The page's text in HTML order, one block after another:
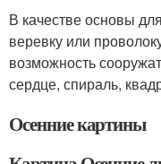
В качестве основы
веревку или
возможность
сердце, спираль,
Осенние картины